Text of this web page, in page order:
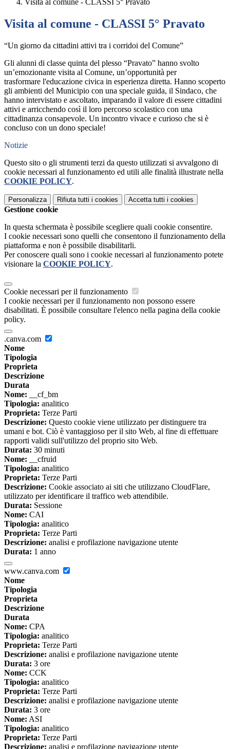
Visita al comune - CLASSI 5° Pravato
Visita al comune - CLASSI 5° Pravato
“Un giorno da cittadini attivi tra i corridoi del Comune”
Gli alunni di classe quinta del plesso “Pravato” hanno svolto
un’emozionante visita al Comune, un’opportunità per
trasformare l'educazione civica in esperienza diretta. Hanno scoperto
gli ambienti del Municipio con una speciale guida, il Sindaco, che
hanno intervistato e ascoltato, imparando il valore di essere cittadini
attivi e arricchendo così il loro percorso scolastico con una
cittadinanza consapevole. Un incontro vivace e curioso che si è
concluso con un dono speciale!
Notizie
Questo sito o gli strumenti terzi da questo utilizzati si avvalgono di
cookie necessari al funzionamento ed utili alle finalità illustrate nella
COOKIE POLICY.
Personalizza Rifiuta tutti i cookies Accetta tutti i cookies
Gestione cookie
In questa schermata è possibile scegliere quali cookie consentire.
I cookie necessari sono quelli che consentono il funzionamento della
piattaforma e non è possibile disabilitarli.
Per conoscere quali sono i cookie necessari al funzionamento potete
visionare la COOKIE POLICY.
Cookie necessari per il funzionamento
I cookie necessari per il funzionamento non possono essere
disabilitati. È possibile consultare l'elenco nella pagina della cookie
policy.
.canva.com
Nome
Tipologia
Proprieta
Descrizione
Durata
Nome: __cf_bm
Tipologia: analitico
Proprieta: Terze Parti
Descrizione: Questo cookie viene utilizzato per distinguere tra
umani e bot. Ciò è vantaggioso per il sito Web, al fine di effettuare
rapporti validi sull'utilizzo del proprio sito Web.
Durata: 30 minuti
Nome: __cfruid
Tipologia: analitico
Proprieta: Terze Parti
Descrizione: Cookie associato ai siti che utilizzano CloudFlare,
utilizzato per identificare il traffico web attendibile.
Durata: Sessione
Nome: CAI
Tipologia: analitico
Proprieta: Terze Parti
Descrizione: analisi e profilazione navigazione utente
Durata: 1 anno
www.canva.com
Nome
Tipologia
Proprieta
Descrizione
Durata
Nome: CPA
Tipologia: analitico
Proprieta: Terze Parti
Descrizione: analisi e profilazione navigazione utente
Durata: 3 ore
Nome: CCK
Tipologia: analitico
Proprieta: Terze Parti
Descrizione: analisi e profilazione navigazione utente
Durata: 3 ore
Nome: ASI
Tipologia: analitico
Proprieta: Terze Parti
Descrizione: analisi e profilazione navigazione utente